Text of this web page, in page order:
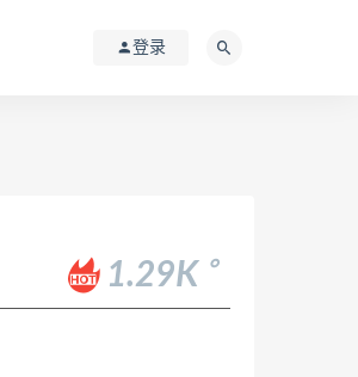
登录
1.29K
。